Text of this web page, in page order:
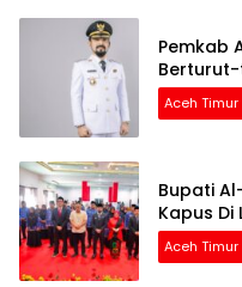
Pemkab
Berturut-
Aceh Timur
Bupati
Kapus Di
Aceh Timur